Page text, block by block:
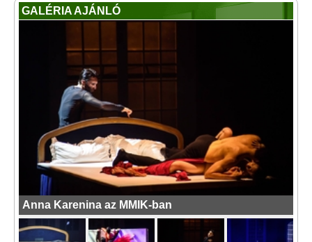
GALÉRIA AJÁNLÓ
Anna Karenina az MMIK-ban